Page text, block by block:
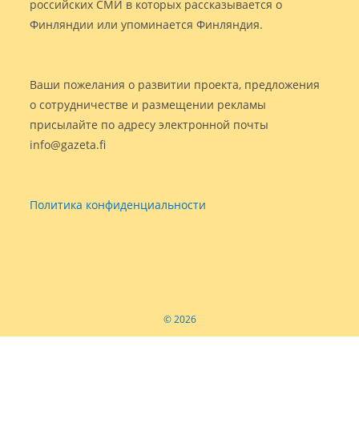
российских СМИ в которых рассказывается о
Финляндии или упоминается Финляндия.
Ваши пожелания о развитии проекта, предложения
о сотрудничестве и размещении рекламы
присылайте по адресу электронной почты
info@gazeta.fi
Политика конфиденциальности
© 2026